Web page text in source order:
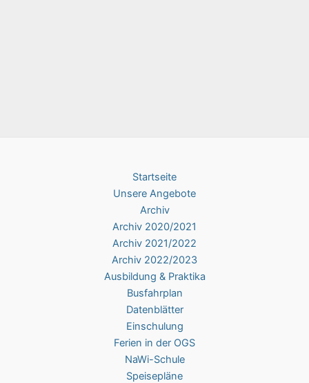
Startseite
Unsere Angebote
Archiv
Archiv 2020/2021
Archiv 2021/2022
Archiv 2022/2023
Ausbildung & Praktika
Busfahrplan
Datenblätter
Einschulung
Ferien in der OGS
NaWi-Schule
Speisepläne